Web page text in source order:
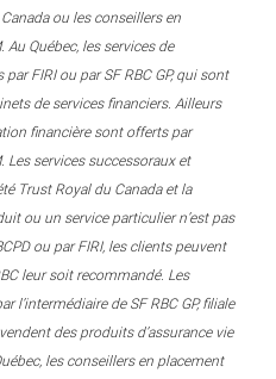
ou les conseillers en
Au Québec, les services de
FIRI ou par SF RBC GP, qui sont
de services financiers. Ailleurs
financière sont offerts par
Les services successoraux et
Trust Royal du Canada et la
ou un service particulier n’est pas
ou par FIRI, les clients peuvent
leur soit recommandé. Les
l’intermédiaire de SF RBC GP, filiale
des produits d’assurance vie
les conseillers en placement